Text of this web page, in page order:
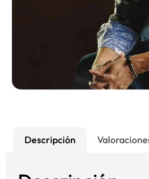
Descripción